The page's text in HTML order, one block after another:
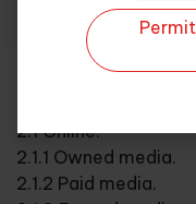
2.6 Soluciones
Unidad 3. Marketing
1. Introducción.
2.1 Online.
2.1.1 Owned media.
2.1.2 Paid media.